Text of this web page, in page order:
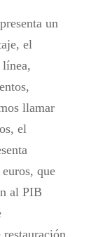
un
el
llamar
el
que
al PIB